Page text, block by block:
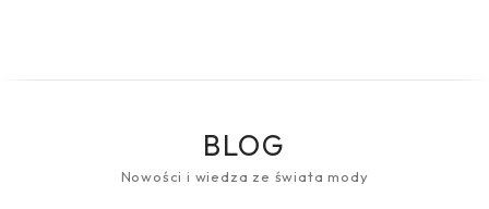
BLOG
Nowości i wiedza ze świata mody